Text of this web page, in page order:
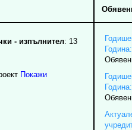
- изпълнител: 13
Покажи